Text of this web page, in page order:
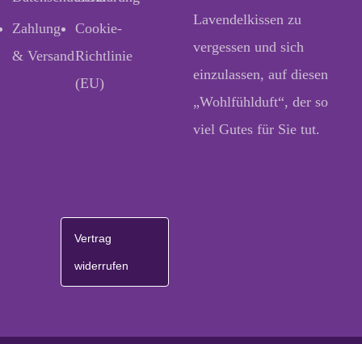
Zahlung
& Versand
Cookie-
Richtlinie
(EU)
Lavendelkissen zu
vergessen und sich
einzulassen, auf diesen
„Wohlfühlduft“, der so
viel Gutes für Sie tut.
Vertrag
widerrufen